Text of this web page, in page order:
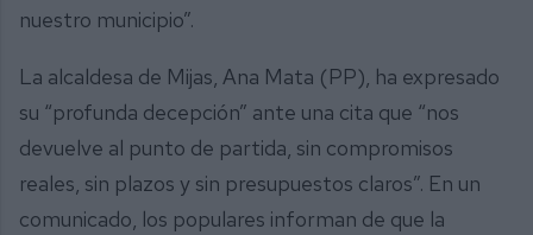
nuestro municipio”.
La alcaldesa de Mijas, Ana Mata (PP), ha expresado
su “profunda decepción” ante una cita que “nos
devuelve al punto de partida, sin compromisos
reales, sin plazos y sin presupuestos claros”. En un
comunicado, los populares informan de que la